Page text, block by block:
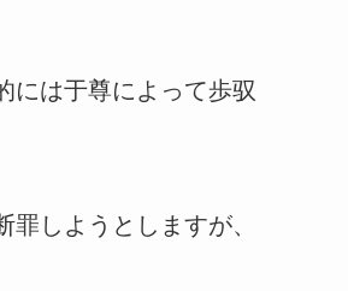
には于尊によって歩驭
しようとしますが、